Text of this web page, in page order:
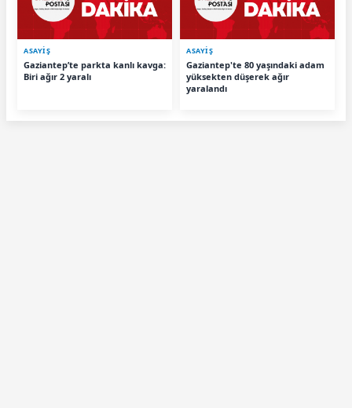
ASAYİŞ
Gaziantep’te parkta kanlı kavga:
Biri ağır 2 yaralı
ASAYİŞ
Gaziantep'te 80 yaşındaki adam
yüksekten düşerek ağır
yaralandı